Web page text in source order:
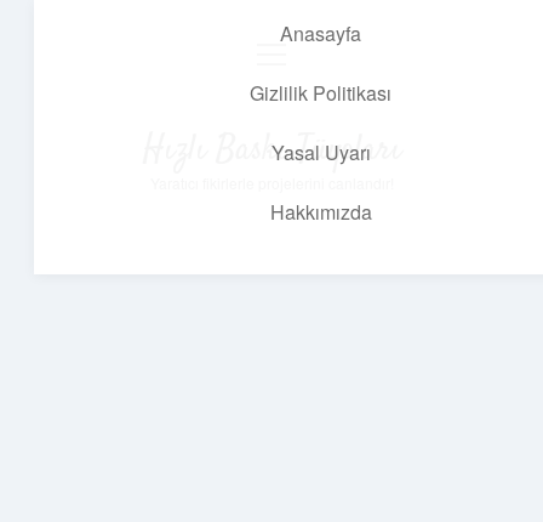
Anasayfa
Gizlilik Politikası
Yasal Uyarı
Hakkımızda
Hızlı Baskı Tüyoları